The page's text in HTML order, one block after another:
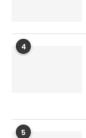
4
5